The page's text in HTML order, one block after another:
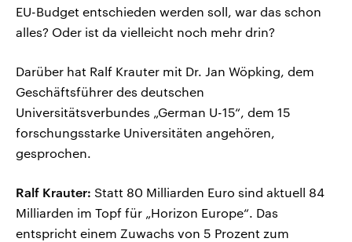
EU-Budget entschieden werden soll, war das schon
alles? Oder ist da vielleicht noch mehr drin?
Darüber hat Ralf Krauter mit Dr. Jan Wöpking, dem
Geschäftsführer des deutschen
Universitätsverbundes „German U-15“, dem 15
forschungsstarke Universitäten angehören,
gesprochen.
Ralf Krauter: Statt 80 Milliarden Euro sind aktuell 84
Milliarden im Topf für „Horizon Europe“. Das
entspricht einem Zuwachs von 5 Prozent zum